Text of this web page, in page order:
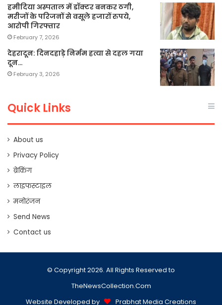
हमीदिया अस्पताल में डॉक्टर बनकर ठगी,
मरीजों के परिजनों से वसूले हजारों रुपये,
आरोपी गिरफ्तार
February 7, 2026
देहरादून: दिनदहाड़े निर्मम हत्या से दहल गया
दून…
February 3, 2026
Quick Links
About us
Privacy Policy
ब्रेकिंग
लाइफस्टाइल
मनोरंजन
Send News
Contact us
© Copyright 2026. All Rights Reserved to
TheNewsCollection.Com
Website Developed by
Prabhat Media Creations